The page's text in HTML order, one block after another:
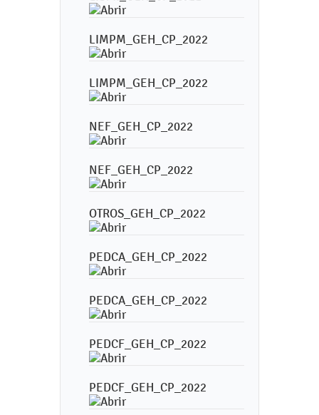
LIMPM_GEH_CP_2022
LIMPM_GEH_CP_2022
NEF_GEH_CP_2022
NEF_GEH_CP_2022
OTROS_GEH_CP_2022
PEDCA_GEH_CP_2022
PEDCA_GEH_CP_2022
PEDCF_GEH_CP_2022
PEDCF_GEH_CP_2022